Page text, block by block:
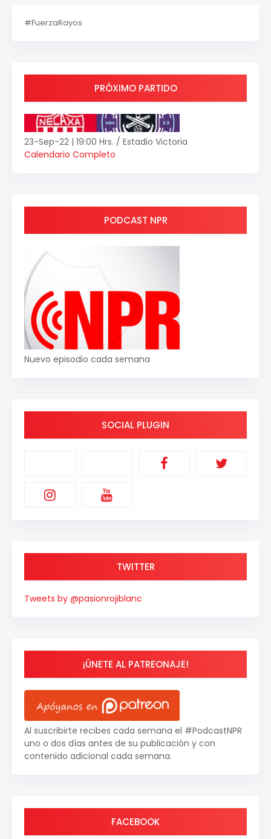
#FuerzaRayos
PRÓXIMO PARTIDO
23-Sep-22 | 19:00 Hrs. / Estadio Victoria
Calendario Completo
PODCAST NPR
Nuevo episodio cada semana
SOCIAL PLUGIN
TWITTER
Tweets by @pasionrojiblanc
¡ÚNETE AL PATREONAJE!
Al suscribirte recibes cada semana el #PodcastNPR
uno o dos días antes de su publicación y con
contenido adicional cada semana.
FACEBOOK